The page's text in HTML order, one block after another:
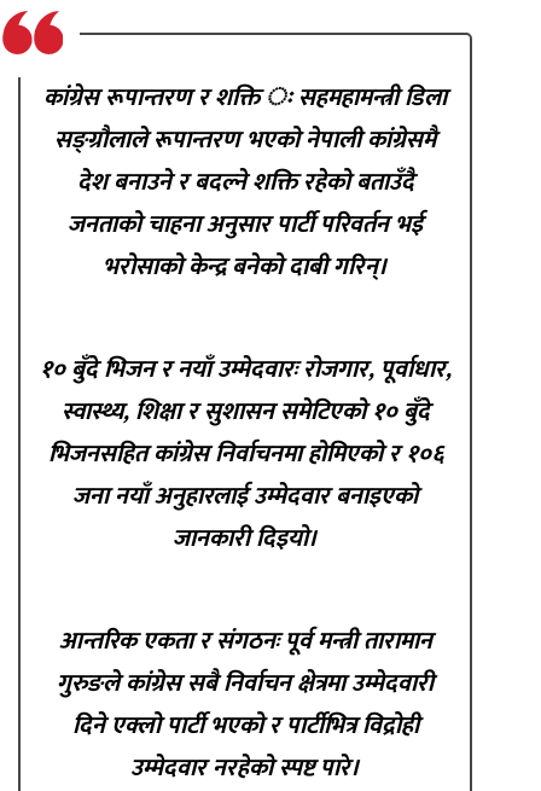
कांग्रेस रूपान्तरण र शक्ति ः सहमहामन्त्री डिला
सङ्ग्रौलाले रूपान्तरण भएको नेपाली कांग्रेसमै
देश बनाउने र बदल्ने शक्ति रहेको बताउँदै
जनताको चाहना अनुसार पार्टी परिवर्तन भई
भरोसाको केन्द्र बनेको दाबी गरिन्।
१० बुँदे भिजन र नयाँ उम्मेदवारः रोजगार, पूर्वाधार,
स्वास्थ्य, शिक्षा र सुशासन समेटिएको १० बुँदे
भिजनसहित कांग्रेस निर्वाचनमा होमिएको र १०६
जना नयाँ अनुहारलाई उम्मेदवार बनाइएको
जानकारी दिइयो।
आन्तरिक एकता र संगठनः पूर्व मन्त्री तारामान
गुरुङले कांग्रेस सबै निर्वाचन क्षेत्रमा उम्मेदवारी
दिने एक्लो पार्टी भएको र पार्टीभित्र विद्रोही
उम्मेदवार नरहेको स्पष्ट पारे।